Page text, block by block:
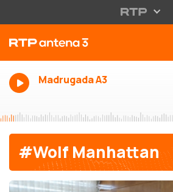
Madrugada A3
#Wolf Manhattan